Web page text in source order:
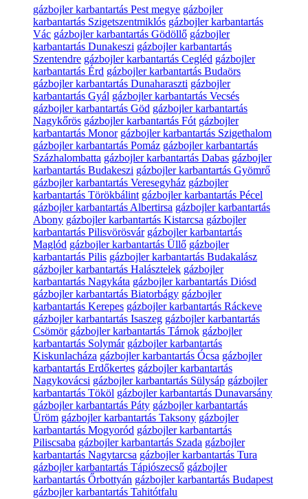
gázbojler karbantartás Pest megye gázbojler
karbantartás Szigetszentmiklós gázbojler karbantartás
Vác gázbojler karbantartás Gödöllő gázbojler
karbantartás Dunakeszi gázbojler karbantartás
Szentendre gázbojler karbantartás Cegléd gázbojler
karbantartás Érd gázbojler karbantartás Budaörs
gázbojler karbantartás Dunaharaszti gázbojler
karbantartás Gyál gázbojler karbantartás Vecsés
gázbojler karbantartás Göd gázbojler karbantartás
Nagykőrös gázbojler karbantartás Fót gázbojler
karbantartás Monor gázbojler karbantartás Szigethalom
gázbojler karbantartás Pomáz gázbojler karbantartás
Százhalombatta gázbojler karbantartás Dabas gázbojler
karbantartás Budakeszi gázbojler karbantartás Gyömrő
gázbojler karbantartás Veresegyház gázbojler
karbantartás Törökbálint gázbojler karbantartás Pécel
gázbojler karbantartás Albertirsa gázbojler karbantartás
Abony gázbojler karbantartás Kistarcsa gázbojler
karbantartás Pilisvörösvár gázbojler karbantartás
Maglód gázbojler karbantartás Üllő gázbojler
karbantartás Pilis gázbojler karbantartás Budakalász
gázbojler karbantartás Halásztelek gázbojler
karbantartás Nagykáta gázbojler karbantartás Diósd
gázbojler karbantartás Biatorbágy gázbojler
karbantartás Kerepes gázbojler karbantartás Ráckeve
gázbojler karbantartás Isaszeg gázbojler karbantartás
Csömör gázbojler karbantartás Tárnok gázbojler
karbantartás Solymár gázbojler karbantartás
Kiskunlacháza gázbojler karbantartás Ócsa gázbojler
karbantartás Erdőkertes gázbojler karbantartás
Nagykovácsi gázbojler karbantartás Sülysáp gázbojler
karbantartás Tököl gázbojler karbantartás Dunavarsány
gázbojler karbantartás Páty gázbojler karbantartás
Üröm gázbojler karbantartás Taksony gázbojler
karbantartás Mogyoród gázbojler karbantartás
Piliscsaba gázbojler karbantartás Szada gázbojler
karbantartás Nagytarcsa gázbojler karbantartás Tura
gázbojler karbantartás Tápiószecső gázbojler
karbantartás Őrbottyán gázbojler karbantartás Budapest
gázbojler karbantartás Tahitótfalu